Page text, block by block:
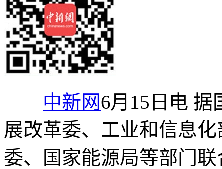
中新网6月15日电 据
展改革委、工业和信息
委、国家能源局等部门